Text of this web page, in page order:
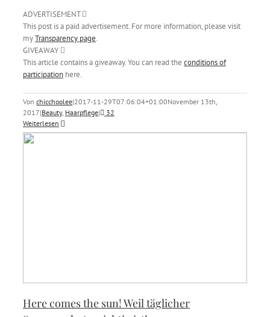
ADVERTISEMENT
This post is a paid advertisement. For more information, please visit
myTransparency page.
GIVEAWAY
This article contains a giveaway. You can read the conditions of
participation here.
Von chicchoolee|2017-11-29T07:06:04+01:00November 13th,
2017|Beauty, Haarpflege|
32
Weiterlesen
Here comes the sun! Weil täglicher